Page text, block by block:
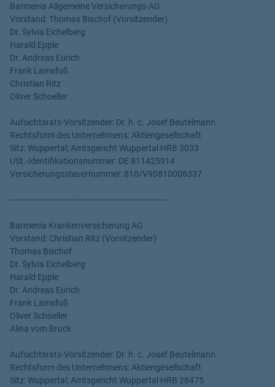
Barmenia Allgemeine Versicherungs-AG
Vorstand: Thomas Bischof (Vorsitzender)
Dr. Sylvia Eichelberg
Harald Epple
Dr. Andreas Eurich
Frank Lamsfuß
Christian Ritz
Oliver Schoeller
Aufsichtsrats-Vorsitzender: Dr. h. c. Josef Beutelmann
Rechtsform des Unternehmens: Aktiengesellschaft
Sitz: Wuppertal; Amtsgericht Wuppertal HRB 3033
USt.-Identifikationsnummer: DE 811425914
Versicherungssteuernummer: 810/V90810006337
----------------------------------------------------------------
Barmenia Krankenversicherung AG
Vorstand: Christian Ritz (Vorsitzender)
Thomas Bischof
Dr. Sylvia Eichelberg
Harald Epple
Dr. Andreas Eurich
Frank Lamsfuß
Oliver Schoeller
Alina vom Bruck
Aufsichtsrats-Vorsitzender: Dr. h. c. Josef Beutelmann
Rechtsform des Unternehmens: Aktiengesellschaft
Sitz: Wuppertal; Amtsgericht Wuppertal HRB 28475